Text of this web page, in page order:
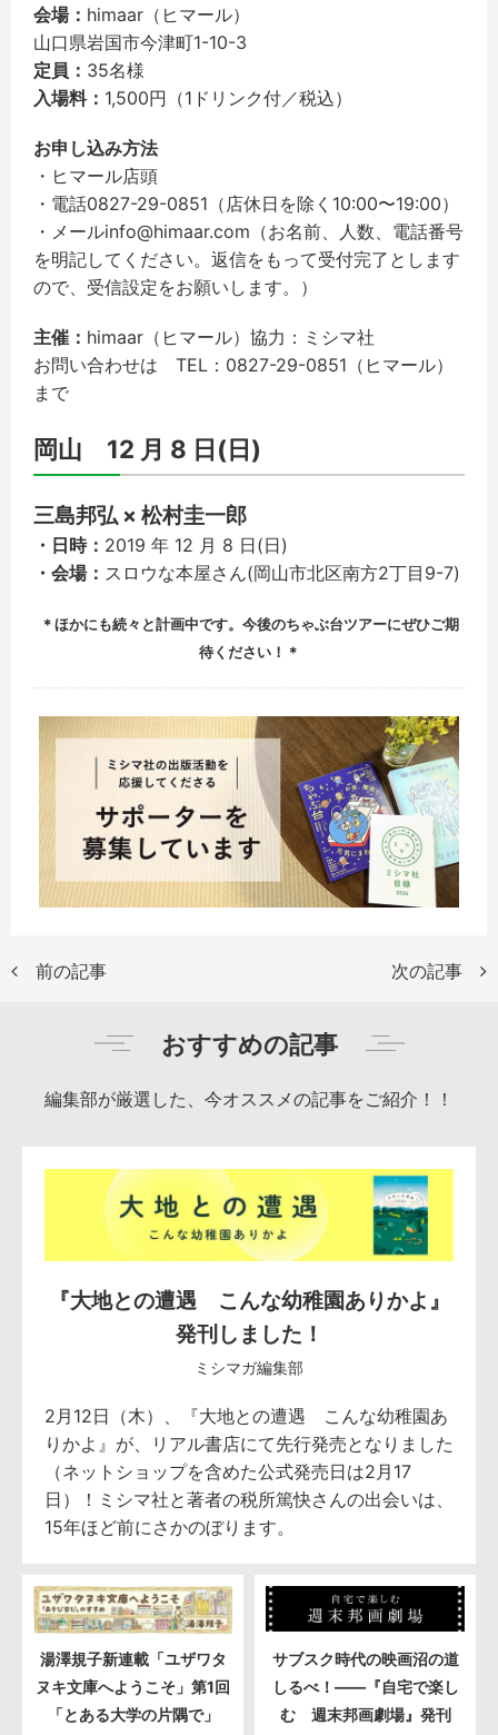
会場： himaar（ヒマール）
山口県岩国市今津町1-10-3
定員： 35名様
入場料： 1,500円（1ドリンク付／税込）
お申し込み方法
・ヒマール店頭
・電話0827-29-0851（店休日を除く10:00〜19:00）
・メールinfo@himaar.com（お名前、人数、電話番号
を明記してください。返信をもって受付完了とします
ので、受信設定をお願いします。）
主催： himaar（ヒマール）協力：ミシマ社
お問い合わせは TEL：0827-29-0851（ヒマール）
まで
岡山 12 月 8 日(日)
三島邦弘 × 松村圭一郎
・日時： 2019 年 12 月 8 日(日)
・会場： スロウな本屋さん(岡山市北区南方2丁目9-7)
＊ほかにも続々と計画中です。今後のちゃぶ台ツアーにぜひご期
待ください！＊
前の記事 次の記事
おすすめの記事
編集部が厳選した、今オススメの記事をご紹介！！
『大地との遭遇 こんな幼稚園ありかよ』
発刊しました！
ミシマガ編集部
2月12日（木）、『大地との遭遇 こんな幼稚園あ
りかよ』が、リアル書店にて先行発売となりました
（ネットショップを含めた公式発売日は2月17
日）！ミシマ社と著者の税所篤快さんの出会いは、
15年ほど前にさかのぼります。
湯澤規子新連載「ユザワタ
ヌキ文庫へようこそ」第1回
「とある大学の片隅で」
サブスク時代の映画沼の道
しるべ！――『自宅で楽し
む 週末邦画劇場』発刊